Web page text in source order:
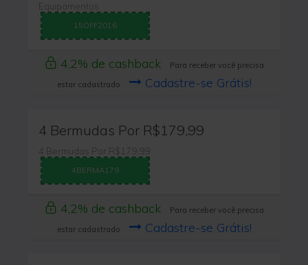
Equipamentos
15OFF2016
4,2% de cashback
Para receber você precisa
estar cadastrado
Cadastre-se Grátis!
4 Bermudas Por R$179,99
4 Bermudas Por R$179,99
4BERMA179
4,2% de cashback
Para receber você precisa
estar cadastrado
Cadastre-se Grátis!